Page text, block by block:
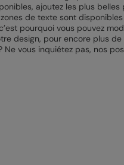
ajoutez les plus
de texte sont
pourquoi vous pouvez
design, pour encore plus
vous inquiétez pas, nos